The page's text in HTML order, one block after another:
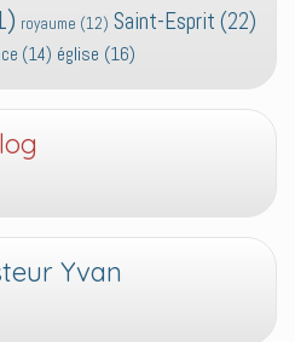
royaume (12) Saint-Esprit (22)
(14) église (16)
Yvan